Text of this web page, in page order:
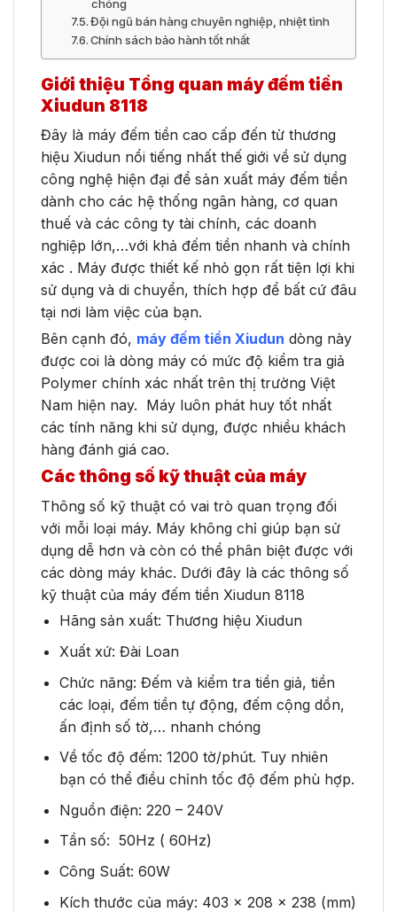
chóng
Đội ngũ bán hàng chuyên nghiệp, nhiệt tình
Chính sách bảo hành tốt nhất
Giới thiệu Tổng quan máy đếm tiền
Xiudun 8118
Đây là máy đếm tiền cao cấp đến từ thương
hiệu Xiudun nổi tiếng nhất thế giới về sử dụng
công nghệ hiện đại để sản xuất máy đếm tiền
dành cho các hệ thống ngân hàng, cơ quan
thuế và các công ty tài chính, các doanh
nghiệp lớn,…với khả đếm tiền nhanh và chính
xác . Máy được thiết kế nhỏ gọn rất tiện lợi khi
sử dụng và di chuyển, thích hợp để bất cứ đâu
tại nơi làm việc của bạn.
Bên cạnh đó, máy đếm tiền Xiudun dòng này
được coi là dòng máy có mức độ kiểm tra giả
Polymer chính xác nhất trên thị trường Việt
Nam hiện nay. Máy luôn phát huy tốt nhất
các tính năng khi sử dụng, được nhiều khách
hàng đánh giá cao.
Các thông số kỹ thuật của máy
Thông số kỹ thuật có vai trò quan trọng đối
với mỗi loại máy. Máy không chỉ giúp bạn sử
dụng dễ hơn và còn có thể phân biệt được với
các dòng máy khác. Dưới đây là các thông số
kỹ thuật của máy đếm tiền Xiudun 8118
Hãng sản xuất: Thương hiệu Xiudun
Xuất xứ: Đài Loan
Chức năng: Đếm và kiểm tra tiền giả, tiền
các loại, đếm tiền tự động, đếm cộng dồn,
ấn định số tờ,… nhanh chóng
Về tốc độ đếm: 1200 tờ/phút. Tuy nhiên
bạn có thể điều chỉnh tốc độ đếm phù hợp.
Nguồn điện: 220 – 240V
Tần số: 50Hz ( 60Hz)
Công Suất: 60W
Kích thước của máy: 403 x 208 x 238 (mm)